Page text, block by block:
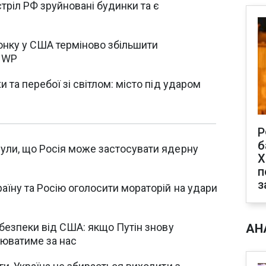
РФ зруйновані будинки та є
у США терміново збільшити
перебої зі світлом: місто під ударом
що Росія може застосувати ядерну
та Росію оголосити мораторій на удари
від США: якщо Путін знову
за нас